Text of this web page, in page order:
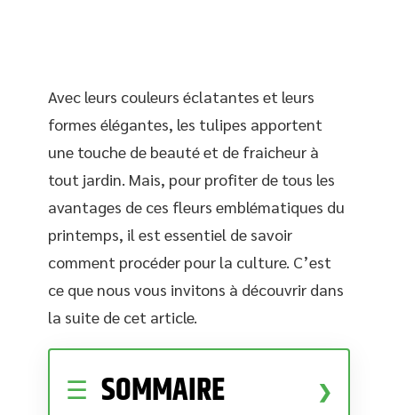
Avec leurs couleurs éclatantes et leurs
formes élégantes, les tulipes apportent
une touche de beauté et de fraicheur à
tout jardin. Mais, pour profiter de tous les
avantages de ces fleurs emblématiques du
printemps, il est essentiel de savoir
comment procéder pour la culture. C’est
ce que nous vous invitons à découvrir dans
la suite de cet article.
SOMMAIRE